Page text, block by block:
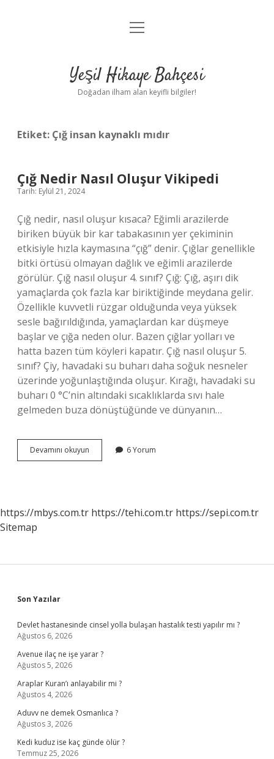
Anasayfa
Yasal Uyarı
menüyü
Yeşil Hikaye Bahçesi
Doğadan ilham alan keyifli bilgiler!
Etiket: Çığ insan kaynaklı mıdır
Çığ Nedir Nasıl Oluşur Vikipedi
Tarih: Eylül 21, 2024
Çığ nedir, nasıl oluşur kısaca? Eğimli arazilerde
biriken büyük bir kar tabakasının yer çekiminin
etkisiyle hızla kaymasına “çığ” denir. Çığlar genellikle
bitki örtüsü olmayan dağlık ve eğimli arazilerde
görülür. Çığ nasıl oluşur 4. sınıf? Çığ: Çığ, aşırı dik
yamaçlarda çok fazla kar biriktiğinde meydana gelir.
Özellikle kuvvetli rüzgar olduğunda veya yüksek
sesle bağırıldığında, yamaçlardan kar düşmeye
başlar ve çığa neden olur. Bazen çığlar yolları ve
hatta bazen tüm köyleri kapatır. Çığ nasıl oluşur 5.
sınıf? Çiy, havadaki su buharı daha soğuk nesneler
üzerinde yoğunlaştığında oluşur. Kırağı, havadaki su
buharı 0 °C’nin altındaki sıcaklıklarda sıvı hale
gelmeden buza dönüştüğünde ve dünyanın…
Devamını okuyun
Nedir
6 Yorum
https://mbys.com.tr https://tehi.com.tr https://sepi.com.tr
Sitemap
Sidebar
Son Yazılar
Devlet hastanesinde cinsel yolla bulaşan hastalık testi yapılır mı ?
Ağustos 6, 2026
Avenue ilaç ne işe yarar ?
Ağustos 5, 2026
Araplar Kuran’ı anlayabilir mi ?
Ağustos 4, 2026
Aduvv ne demek Osmanlıca ?
Ağustos 3, 2026
Kedi kuduz ise kaç günde ölür ?
Temmuz 25, 2026